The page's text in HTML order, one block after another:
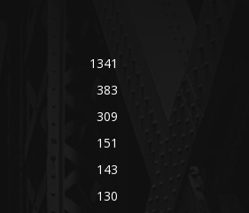
1341
383
309
151
143
130